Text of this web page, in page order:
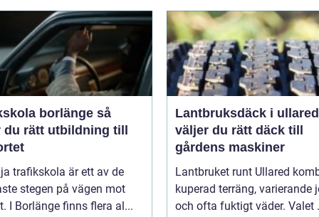
borlänge så
rätt utbildning till
trafikskola är ett av de
stegen på vägen mot
I Borlänge finns flera al...
Lantbruksdäck i ullared
väljer du rätt däck till
gårdens maskiner
Lantbruket runt Ullared
kuperad terräng, varierande
och ofta fuktigt väder. Valet